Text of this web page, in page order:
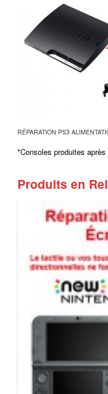
RÉPARATION PS3
*Consoles produites après
Produits en